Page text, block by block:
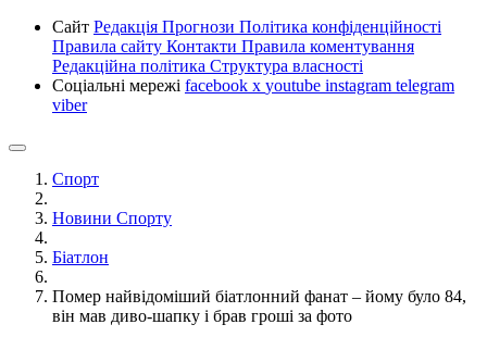
Сайт Редакція Прогнози Політика конфіденційності
Правила сайту Контакти Правила коментування
Редакційна політика Структура власності
Соціальні мережі facebook x youtube instagram telegram
viber
Спорт
Новини Спорту
Біатлон
Помер найвідоміший біатлонний фанат – йому було 84,
він мав диво-шапку і брав гроші за фото